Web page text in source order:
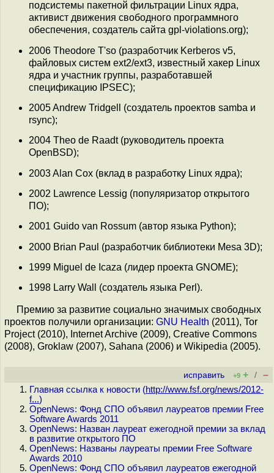
подсистемы пакетной фильтрации Linux ядра,
активист движения свободного программного
обеспечения, создатель сайта gpl-violations.org);
2006 Theodore T'so (разработчик Kerberos v5,
файловых систем ext2/ext3, известный хакер Linux
ядра и участник группы, разработавшей
спецификацию IPSEC);
2005 Andrew Tridgell (создатель проектов samba и
rsync);
2004 Theo de Raadt (руководитель проекта
OpenBSD);
2003 Alan Cox (вклад в разработку Linux ядра);
2002 Lawrence Lessig (популяризатор открытого
ПО);
2001 Guido van Rossum (автор языка Python);
2000 Brian Paul (разработчик библиотеки Mesa 3D);
1999 Miguel de Icaza (лидер проекта GNOME);
1998 Larry Wall (создатель языка Perl).
Премию за развитие социально значимых свободных
проектов получили организации: GNU Health (2011), Tor
Project (2010), Internet Archive (2009), Creative Commons
(2008), Groklaw (2007), Sahana (2006) и Wikipedia (2005).
исправить +9 + / –
Главная ссылка к новости (http://www.fsf.org/news/2012-
f...)
OpenNews: Фонд СПО объявил лауреатов премии Free
Software Awards 2011
OpenNews: Назван лауреат ежегодной премии за вклад
в развитие открытого ПО
OpenNews: Названы лауреаты премии Free Software
Awards 2010
OpenNews: Фонд СПО объявил лауреатов ежегодной